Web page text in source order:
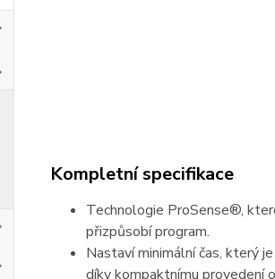
Kompletní specifikace
Technologie ProSense®,
přizpůsobí program.
Nastaví minimální čas, který
díky kompaktnímu provedení